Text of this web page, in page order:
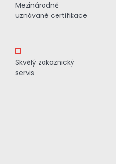
Mezinárodně
uznávané certifikace
Skvělý zákaznický
servis